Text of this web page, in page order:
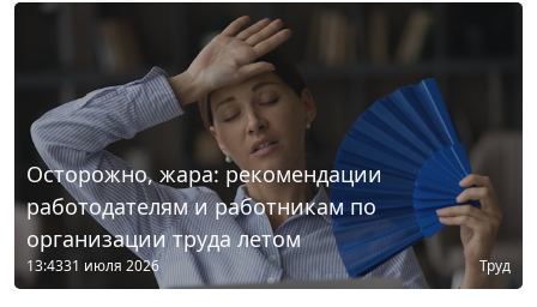
Осторожно, жара: рекомендации
работодателям и работникам по
организации труда летом
13:4331 июля 2026 Труд